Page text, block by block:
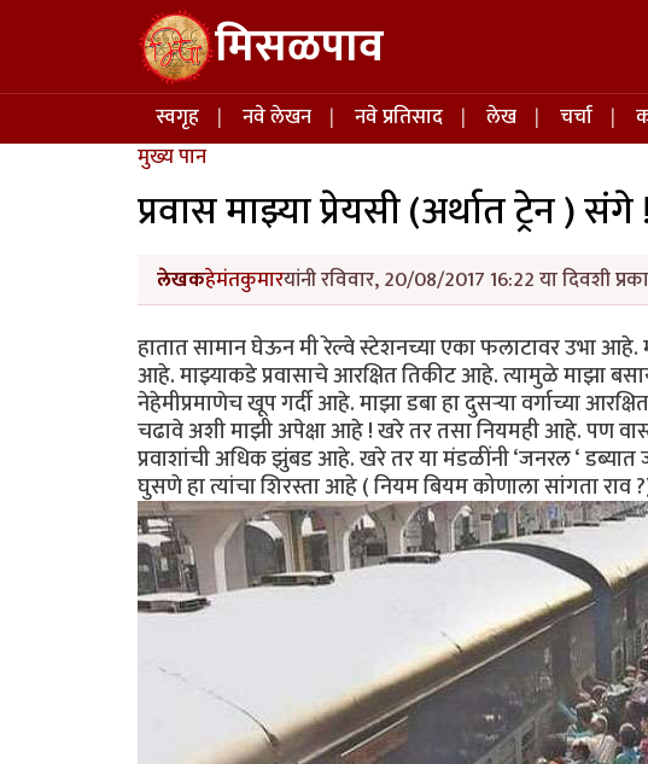
Skip to main content मिसळपाव
Main navigation
स्वगृह नवे लेखन नवे प्रतिसाद लेख चर्चा
मुख्य पान
प्रवास माझ्या प्रेयसी (अर्थात ट्रेन ) संगे !
लेखकहेमंतकुमारयांनी रविवार, 20/08/2017 16:22 या दिवशी
हातात सामान घेऊन मी रेल्वे स्टेशनच्या एका फलाटावर उभा
आहे. माझ्याकडे प्रवासाचे आरक्षित तिकीट आहे. त्यामुळे माझा
नेहेमीप्रमाणेच खूप गर्दी आहे. माझा डबा हा दुसऱ्या वर्गाच्या
चढावे अशी माझी अपेक्षा आहे ! खरे तर तसा नियमही आहे. पण
प्रवाशांची अधिक झुंबड आहे. खरे तर या मंडळींनी ‘जनरल ‘
घुसणे हा त्यांचा शिरस्ता आहे ( नियम बियम कोणाला सांगता राव